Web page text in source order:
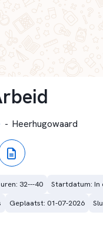
- Heerhugowaard
32---40 Startdatum: In
Geplaatst: 01-07-2026